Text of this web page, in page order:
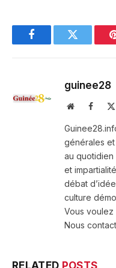
FacebookTwitter
guinee28
Website
générales et
au quotidien
et
débat
culture
Vous voulez
Nous
RELATED POSTS